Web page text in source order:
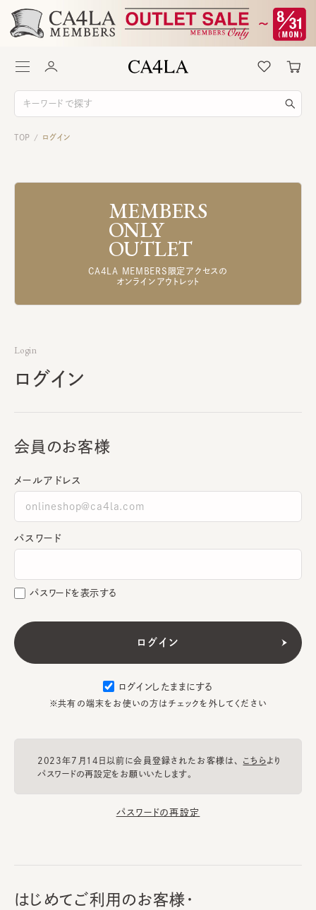
TOP / ログイン
MEMBERS
ONLY
OUTLET
CA4LA MEMBERS限定アクセスの
オンラインアウトレット
Login
ログイン
会員のお客様
メールアドレス
パスワード
パスワードを表示する
ログインしたままにする
※共有の端末をお使いの方はチェックを外してください
2023年7月14日以前に会員登録されたお客様は、 こちらより
パスワードの再設定をお願いいたします。
パスワードの再設定
はじめてご利用のお客様・